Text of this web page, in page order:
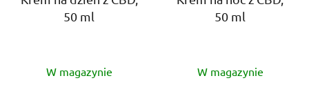
50 ml
ocena
W magazynie
50 ml
ocena
W magazynie